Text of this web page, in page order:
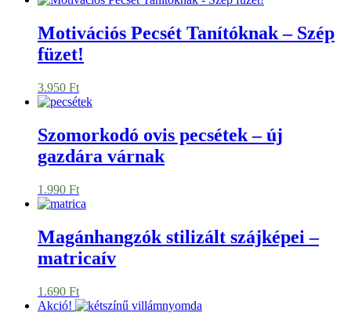
Motivációs Pecsét Tanítóknak – Szép
füzet!
3.950 Ft
Szomorkodó ovis pecsétek – új
gazdára várnak
1.990 Ft
Magánhangzók stilizált szájképei –
matricaív
1.690 Ft
Akció!